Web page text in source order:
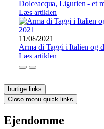
Dolceacqua, Ligurien - et
Læs artiklen
11/08/2021
Arma di Taggi i Italien og
Læs artiklen
hurtige links
Close menu quick links
Ejendomme